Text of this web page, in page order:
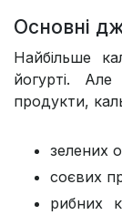
Основні
Найбільше
йогурті.
продукти,
зелених
соєвих
рибних